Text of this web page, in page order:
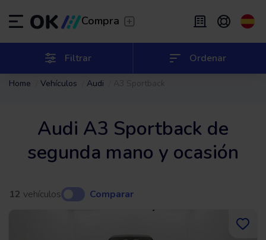
Compra
Transfer/ Deja que te lleven
Renting flexible De 2 a 9 meses
Renting / De 24 a 60 meses
Filtrar Ordenar
Español (ES)
EN English (UK)
Home Vehículos Audi A3 Sportback
Audi A3 Sportback de
segunda mano y ocasión
12 vehículos Comparar